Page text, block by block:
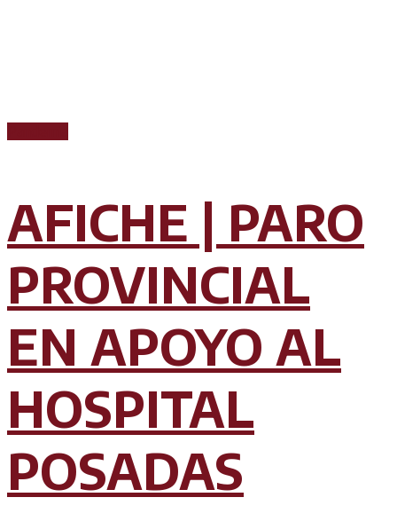
AFICHE | PARO
PROVINCIAL
EN APOYO AL
HOSPITAL
POSADAS